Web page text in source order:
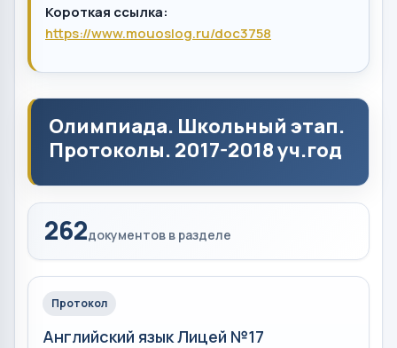
Короткая ссылка:
https://www.mouoslog.ru/doc3758
Олимпиада. Школьный этап.
Протоколы. 2017-2018 уч.год
262документов в разделе
Протокол
Английский язык Лицей №17